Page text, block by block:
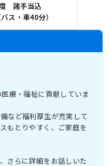
度 諸手当込
ス・車40分）
療・福祉に貢献していま
など福利厚生が充実して
もとりやすく、ご家庭を
さらに詳細をお話しいた